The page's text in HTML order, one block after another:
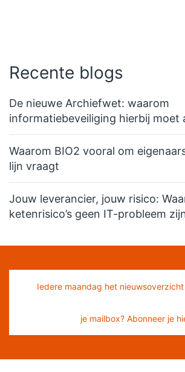
Recente blogs
De nieuwe Archiefwet: waarom
informatiebeveiliging hierbij moet
Waarom BIO2 vooral om
lijn vraagt
Jouw leverancier, jouw risico:
ketenrisico’s geen IT-probleem
Iedere maandag het
je mailbox? Abonneer je